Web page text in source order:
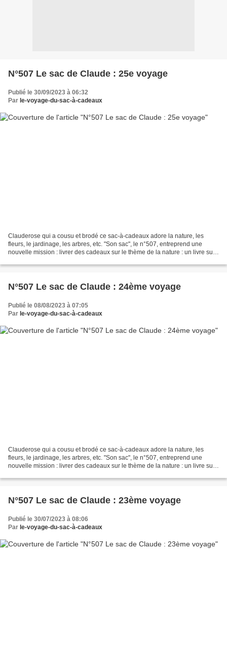
N°507 Le sac de Claude : 25e voyage
Publié le 30/09/2023 à 06:32
Par le-voyage-du-sac-à-cadeaux
Clauderose qui a cousu et brodé ce sac-à-cadeaux adore la nature, les
fleurs, le jardinage, les arbres, etc. "Son sac", le n°507, entreprend une
nouvelle mission : livrer des cadeaux sur le thème de la nature : un livre sur
N°507 Le sac de Claude : 24ème voyage
Publié le 08/08/2023 à 07:05
Par le-voyage-du-sac-à-cadeaux
Clauderose qui a cousu et brodé ce sac-à-cadeaux adore la nature, les
fleurs, le jardinage, les arbres, etc. "Son sac", le n°507, entreprend une
nouvelle mission : livrer des cadeaux sur le thème de la nature : un livre sur
N°507 Le sac de Claude : 23ème voyage
Publié le 30/07/2023 à 08:06
Par le-voyage-du-sac-à-cadeaux